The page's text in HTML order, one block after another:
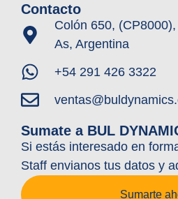
Contacto
Colón 650,
As, Argentina
+54 291 426 3322
Sumate a BUL
Si estás interesado en
Staff envianos tus datos y
Sumarte